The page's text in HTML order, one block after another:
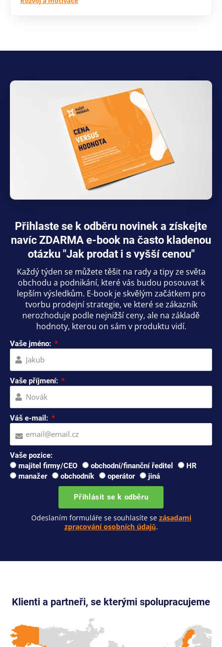
Přihlaste se k odběru novinek a získejte
navíc ZDARMA e-book na často kladenou
otázku "Jak prodat i s vyšší cenou"
Každý týden se můžete těšit na rady a tipy ze světa
obchodu a podnikání, které vás budou posouvat k
lepším výsledkům. E-book je skvělým začátkem pro
tvorbu prodejní strategie, ve které se zákazník
nerozhoduje podle nejnižší ceny, ale na základě
hodnoty, kterou on sám v produktu vidí.
Vaše jméno:
Vaše příjmení:
Váš e-mail:
Vaše pozice:
majitel firmy/CEO
obchodní/finanční ředitel
HR
manažer
obchodník operátor jiná
Přihlásit se k odběru
Odeslaním formuláře se souhlasíte se zásadami
zpracování osobních údajů.
Klienti a partneři, se kterými spolupracujeme